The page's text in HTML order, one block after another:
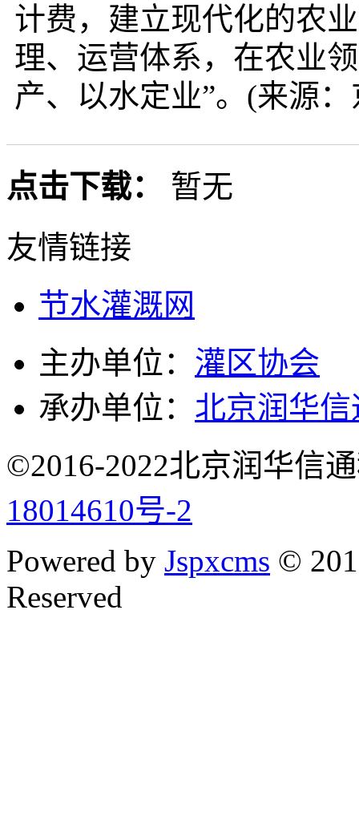
计费，建立现代化的农
理、运营体系，在农业
产、以水定业”。(来源
点击下载： 暂无
友情链接
节水灌溉网
主办单位： 灌区协会
承办单位： 北京润华
©2016-2022北京润华信
18014610号-2
Powered by Jspxcms ©
Reserved